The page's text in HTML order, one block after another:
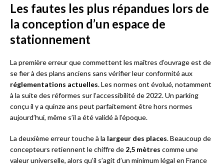
Les fautes les plus répandues lors de
la conception d’un espace de
stationnement
La première erreur que commettent les maîtres d’ouvrage est de
se fier à des plans anciens sans vérifier leur conformité aux
réglementations actuelles. Les normes ont évolué, notamment
à la suite des réformes sur l’accessibilité de 2022. Un parking
conçu il y a quinze ans peut parfaitement être hors normes
aujourd’hui, même s’il a été validé à l’époque.
La deuxième erreur touche à la largeur des places. Beaucoup de
concepteurs retiennent le chiffre de 2,5 mètres comme une
valeur universelle, alors qu’il s’agit d’un minimum légal en France